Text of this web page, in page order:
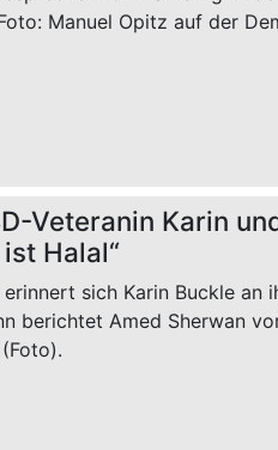
Manuel Opitz auf der
Veteranin Karin
Halal“
erinnert sich Karin Buckle an
berichtet Amed Sherwan